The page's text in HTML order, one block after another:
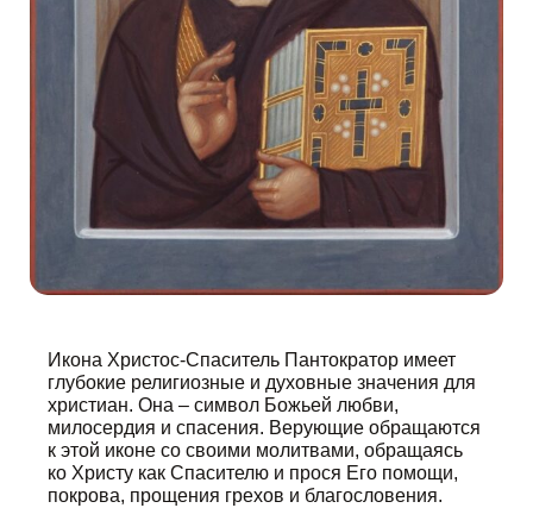
Икона Христос-Спаситель Пантократор имеет
глубокие религиозные и духовные значения для
христиан. Она – символ Божьей любви,
милосердия и спасения. Верующие обращаются
к этой иконе со своими молитвами, обращаясь
ко Христу как Спасителю и прося Его помощи,
покрова, прощения грехов и благословения.